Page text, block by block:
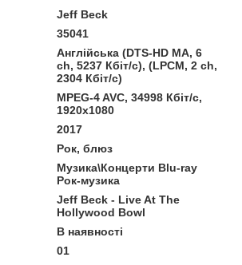
Jeff Beck
35041
Англійська (DTS-HD MA, 6
ch, 5237 Кбіт/с), (LPCM, 2 ch,
2304 Кбіт/с)
MPEG-4 AVC, 34998 Кбіт/с,
1920x1080
2017
Рок, блюз
Музика\Концерти Blu-ray
Рок-музика
Jeff Beck - Live At The
Hollywood Bowl
В наявності
01